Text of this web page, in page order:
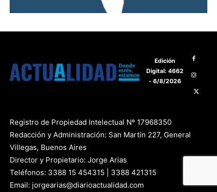
Edición
Digital: 4662
- 6/8/2026
Registro de Propiedad Intelectual Nº 17968350
Redacción y Administración: San Martín 227, General
Villegas, Buenos Aires
Director y Propietario: Jorge Arias
Teléfonos: 3388 15 454315 | 3388 421315
Email: jorgearias@diarioactualidad.com